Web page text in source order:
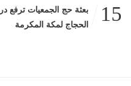
15
بعثة حج الجمعيات ترفع
الحجاج لمكة المكرمة